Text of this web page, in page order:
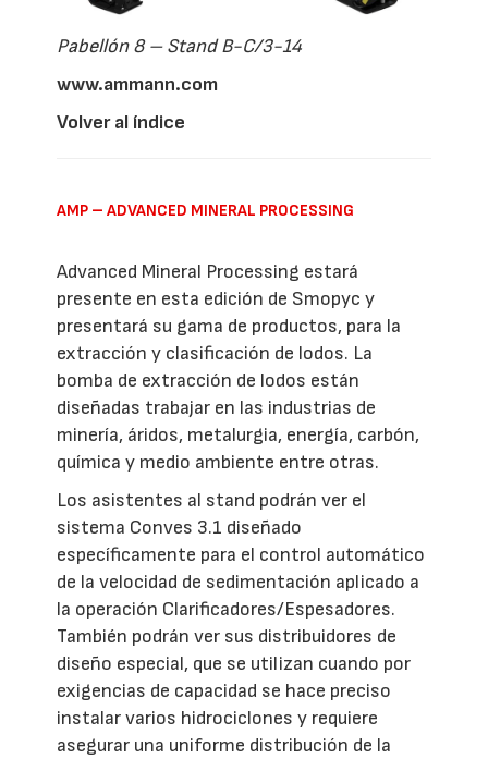
Pabellón 8 – Stand B-C/3-14
www.ammann.com
Volver al índice
AMP – ADVANCED MINERAL PROCESSING
Advanced Mineral Processing estará
presente en esta edición de Smopyc y
presentará su gama de productos, para la
extracción y clasificación de lodos. La
bomba de extracción de lodos están
diseñadas trabajar en las industrias de
minería, áridos, metalurgia, energía, carbón,
química y medio ambiente entre otras.
Los asistentes al stand podrán ver el
sistema Conves 3.1 diseñado
específicamente para el control automático
de la velocidad de sedimentación aplicado a
la operación Clarificadores/Espesadores.
También podrán ver sus distribuidores de
diseño especial, que se utilizan cuando por
exigencias de capacidad se hace preciso
instalar varios hidrociclones y requiere
asegurar una uniforme distribución de la